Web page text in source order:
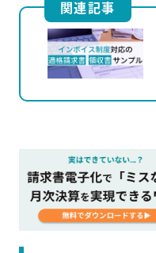
関連記事